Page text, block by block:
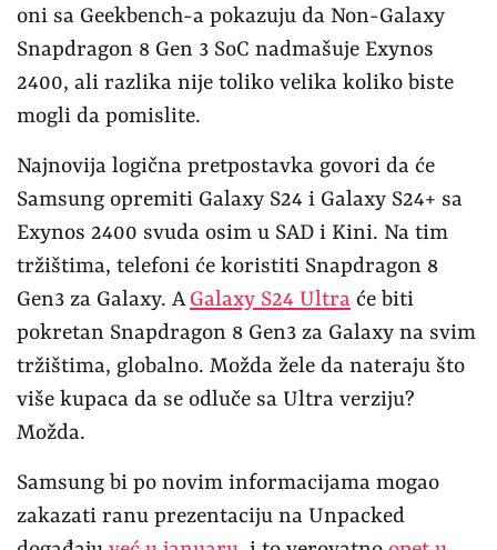
oni sa Geekbench-a pokazuju da Non-Galaxy
Snapdragon 8 Gen 3 SoC nadmašuje Exynos
2400, ali razlika nije toliko velika koliko biste
mogli da pomislite.
Najnovija logična pretpostavka govori da će
Samsung opremiti Galaxy S24 i Galaxy S24+ sa
Exynos 2400 svuda osim u SAD i Kini. Na tim
tržištima, telefoni će koristiti Snapdragon 8
Gen3 za Galaxy. AGalaxy S24 Ultra će biti
pokretan Snapdragon 8 Gen3 za Galaxy na svim
tržištima, globalno. Možda žele da nateraju što
više kupaca da se odluče sa Ultra verziju?
Možda.
Samsung bi po novim informacijama mogao
zakazati ranu prezentaciju na Unpacked